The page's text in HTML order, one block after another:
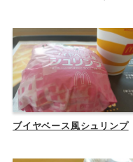
ブイヤベース風シュリンプ